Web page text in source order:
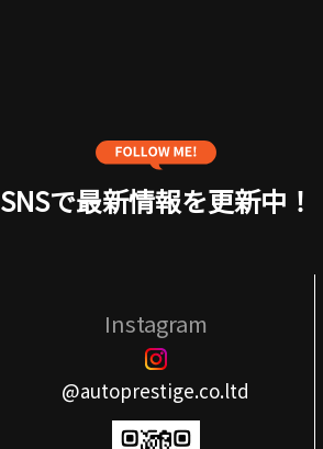
SNSで最新情報を更新中！
Instagram
@autoprestige.co.ltd